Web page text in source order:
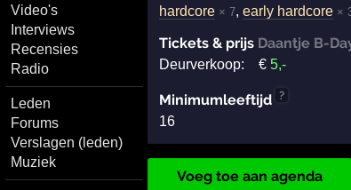
Video's
Interviews
Recensies
Radio
Leden
Forums
Verslagen (leden)
Muziek
hardcore × 7, early hardcore ×
Tickets & prijs Daantje B-
Deurverkoop: € 5,-
Minimumleeftijd ?
16
Voeg toe aan agenda